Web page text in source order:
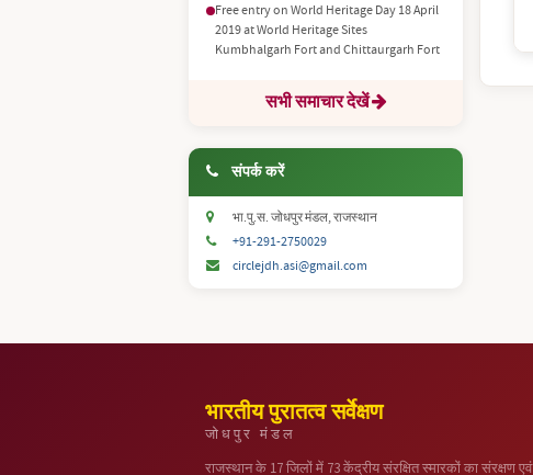
Free entry on World Heritage Day 18 April
2019 at World Heritage Sites
Kumbhalgarh Fort and Chittaurgarh Fort
सभी समाचार देखें
संपर्क करें
भा.पु.स. जोधपुर मंडल, राजस्थान
+91-291-2750029
circlejdh.asi@gmail.com
भारतीय पुरातत्व सर्वेक्षण
जोधपुर मंडल
राजस्थान के 17 जिलों में 73 केंद्रीय संरक्षित स्मारकों का संरक्षण एवं